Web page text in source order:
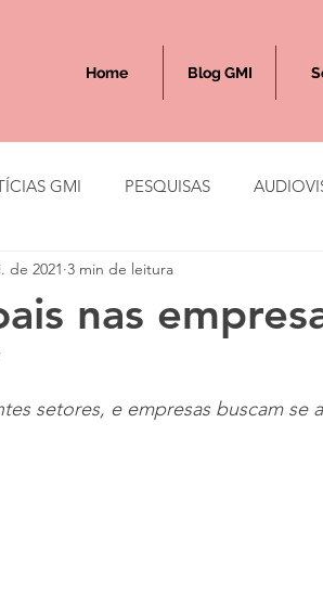
Home Blog GMI
GMI PESQUISAS
nas
de 2021 3 min de leitura
setores, e empresas buscam se